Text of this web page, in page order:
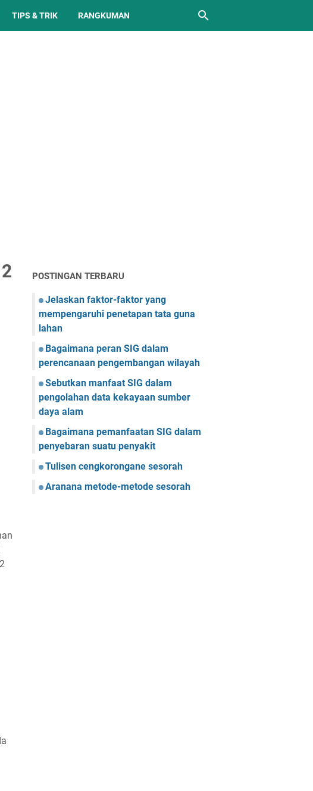
TIPS & TRIK RANGKUMAN
POSTINGAN TERBARU
Jelaskan faktor-faktor yang
mempengaruhi penetapan tata guna
lahan
Bagaimana peran SIG dalam
perencanaan pengembangan wilayah
Sebutkan manfaat SIG dalam
pengolahan data kekayaan sumber
daya alam
Bagaimana pemanfaatan SIG dalam
penyebaran suatu penyakit
Tulisen cengkorongane sesorah
Aranana metode-metode sesorah